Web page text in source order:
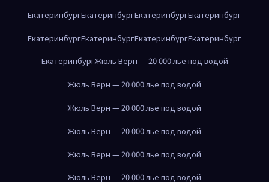
ЕкатеринбургЕкатеринбургЕкатеринбургЕкатеринбург
ЕкатеринбургЕкатеринбургЕкатеринбургЕкатеринбург
ЕкатеринбургЖюль Верн — 20 000 лье под водой
Жюль Верн — 20 000 лье под водой
Жюль Верн — 20 000 лье под водой
Жюль Верн — 20 000 лье под водой
Жюль Верн — 20 000 лье под водой
Жюль Верн — 20 000 лье под водой